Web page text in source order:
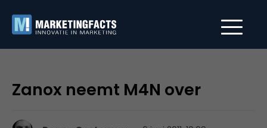
Zanox neemt M4N over